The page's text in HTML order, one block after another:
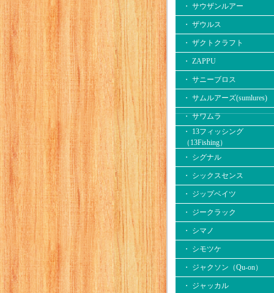
・ サウザンルアー
・ ザウルス
・ ザクトクラフト
・ ZAPPU
・ サニーブロス
・ サムルアーズ(sumlures)
・ サワムラ
・ 13フィッシング
（13Fishing）
・ シグナル
・ シックスセンス
・ ジップベイツ
・ ジークラック
・ シマノ
・ シモツケ
・ ジャクソン（Qu-on）
・ ジャッカル